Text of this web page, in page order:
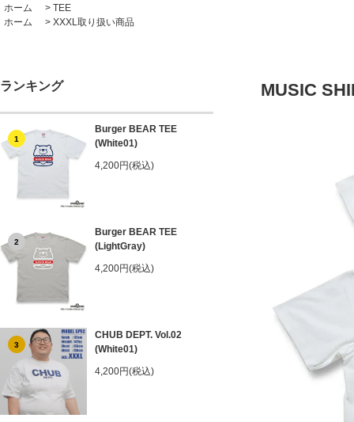
ホーム > TEE
ホーム
> XXXL取り扱い商品
ランキング
1
Burger BEAR TEE
(White01)
4,200円(税込)
2
Burger BEAR TEE
(LightGray)
4,200円(税込)
3
CHUB DEPT. Vol.02
(White01)
4,200円(税込)
MUSIC